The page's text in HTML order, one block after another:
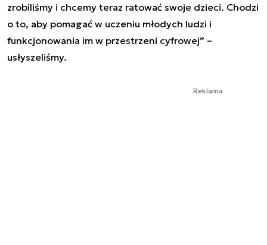
zrobiliśmy i chcemy teraz ratować swoje dzieci. Chodzi
o to, aby pomagać w uczeniu młodych ludzi i
funkcjonowania im w przestrzeni cyfrowej” –
usłyszeliśmy.
Reklama